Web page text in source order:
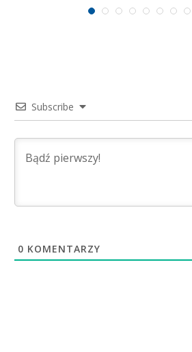
Subscribe
0 KOMENTARZY